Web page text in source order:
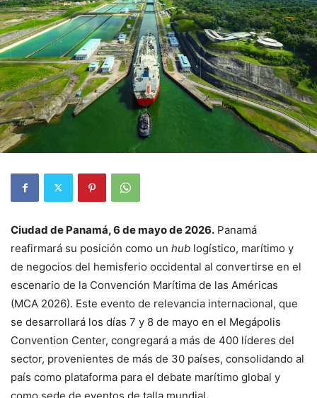
Ciudad de Panamá, 6 de mayo de 2026. Panamá
reafirmará su posición como un hub logístico, marítimo y
de negocios del hemisferio occidental al convertirse en el
escenario de la Convención Marítima de las Américas
(MCA 2026). Este evento de relevancia internacional, que
se desarrollará los días 7 y 8 de mayo en el Megápolis
Convention Center, congregará a más de 400 líderes del
sector, provenientes de más de 30 países, consolidando al
país como plataforma para el debate marítimo global y